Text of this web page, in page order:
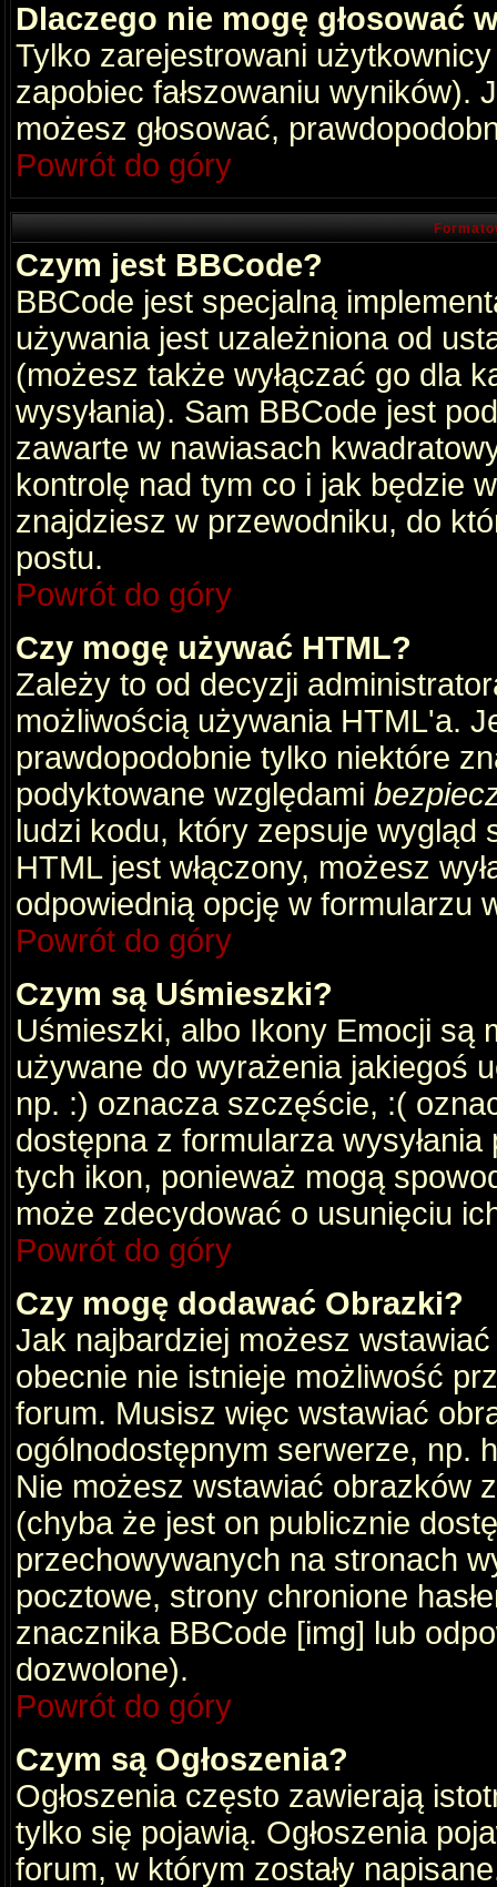
Dlaczego nie mogę głosować
Tylko zarejestrowani
zapobiec fałszowaniu wyników).
możesz głosować,
Powrót do góry
Czym jest BBCode?
BBCode jest specjalną
używania jest uzależniona od
(możesz także wyłączać go dla
wysyłania). Sam BBCode jest
zawarte w nawiasach
kontrolę nad tym co i jak będzie
znajdziesz w przewodniku, do
postu.
Powrót do góry
Czy mogę używać HTML?
Zależy to od decyzji
możliwością używania HTML'a.
prawdopodobnie tylko niektóre
podyktowane względami
ludzi kodu, który zepsuje wygląd
HTML jest włączony, możesz
odpowiednią opcję w formularzu
Powrót do góry
Czym są Uśmieszki?
Uśmieszki, albo Ikony Emocji są
używane do wyrażenia jakiegoś
np. :) oznacza szczęście, :(
dostępna z formularza
tych ikon, ponieważ mogą
może zdecydować o usunięciu
Powrót do góry
Czy mogę dodawać Obrazki?
Jak najbardziej możesz
obecnie nie istnieje możliwość
forum. Musisz więc wstawiać
ogólnodostępnym serwerze, np.
Nie możesz wstawiać obrazków
(chyba że jest on publicznie
przechowywanych na stronach
pocztowe, strony chronione
znacznika BBCode [img] lub
dozwolone).
Powrót do góry
Czym są Ogłoszenia?
Ogłoszenia często zawierają
tylko się pojawią. Ogłoszenia
forum, w którym zostały